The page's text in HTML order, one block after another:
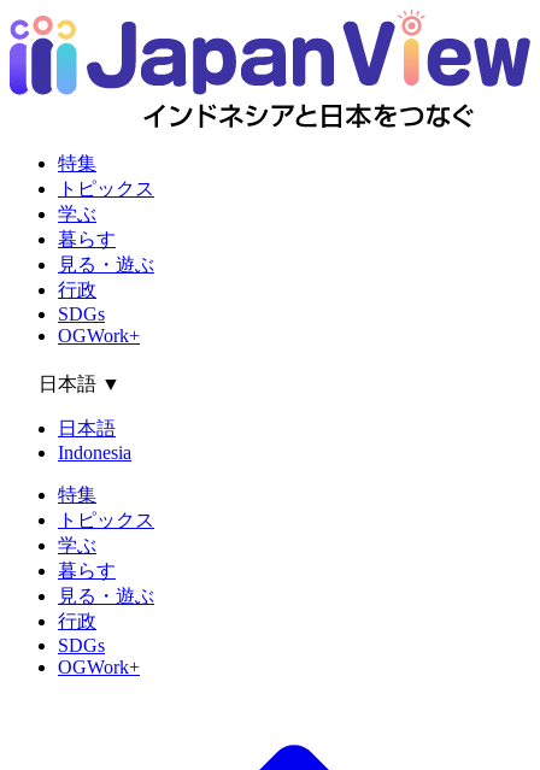
特集
トピックス
学ぶ
暮らす
見る・遊ぶ
行政
SDGs
OGWork+
日本語 ▼
日本語
Indonesia
特集
トピックス
学ぶ
暮らす
見る・遊ぶ
行政
SDGs
OGWork+